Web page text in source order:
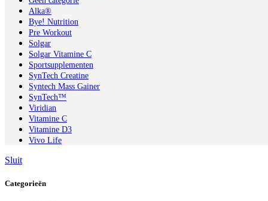
Alka®
Bye! Nutrition
Pre Workout
Solgar
Solgar Vitamine C
Sportsupplementen
SynTech Creatine
Syntech Mass Gainer
SynTech™
Viridian
Vitamine C
Vitamine D3
Vivo Life
Sluit
Categorieën